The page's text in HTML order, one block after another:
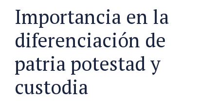
Importancia en la
diferenciación de
patria potestad y
custodia